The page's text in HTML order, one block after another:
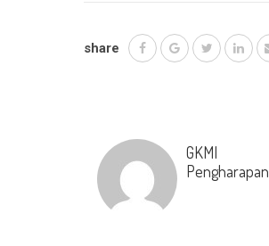
share
GKMI
Pengharapan